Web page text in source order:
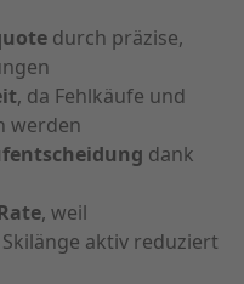
durch präzise,
, da Fehlkäufe und
werden
dank
, weil
aktiv reduziert